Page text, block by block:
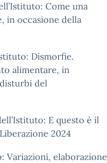
Come una
in occasione della
Dismorfie.
alimentare, in
del
E questo è il
2024
Variazioni, elaborazione